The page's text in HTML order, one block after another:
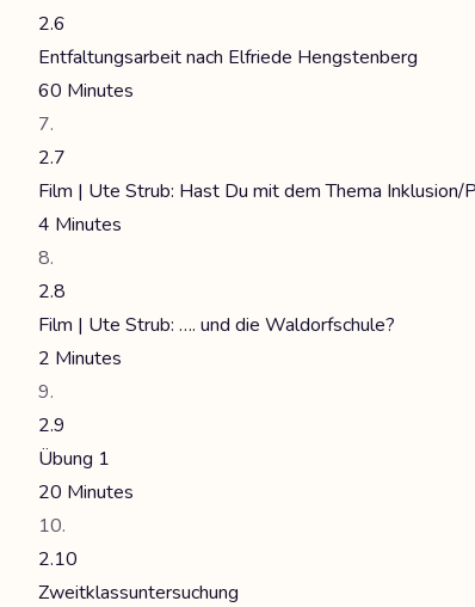
2.6
Entfaltungsarbeit nach Elfriede Hengstenberg
60 Minutes
2.7
Film | Ute Strub: Hast Du mit dem Thema Inklusion/
4 Minutes
2.8
Film | Ute Strub: …. und die Waldorfschule?
2 Minutes
2.9
Übung 1
20 Minutes
2.10
Zweitklassuntersuchung